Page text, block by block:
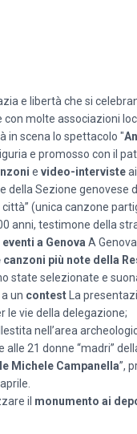
e libertà che si
molte associazioni
in scena lo spettacolo "
e promosso con il
e video-interviste
della Sezione
città” (unica canzone
anni, testimone della
a Genova A
canzoni più note della
state selezionate e
un contest La
le vie della delegazione;
nell’area
21 donne “madri”
Michele Campanella”,
il monumento ai